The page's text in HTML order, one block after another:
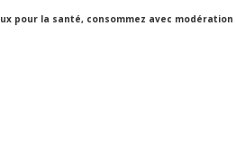
pour la santé, consommez avec modération
Hugo)